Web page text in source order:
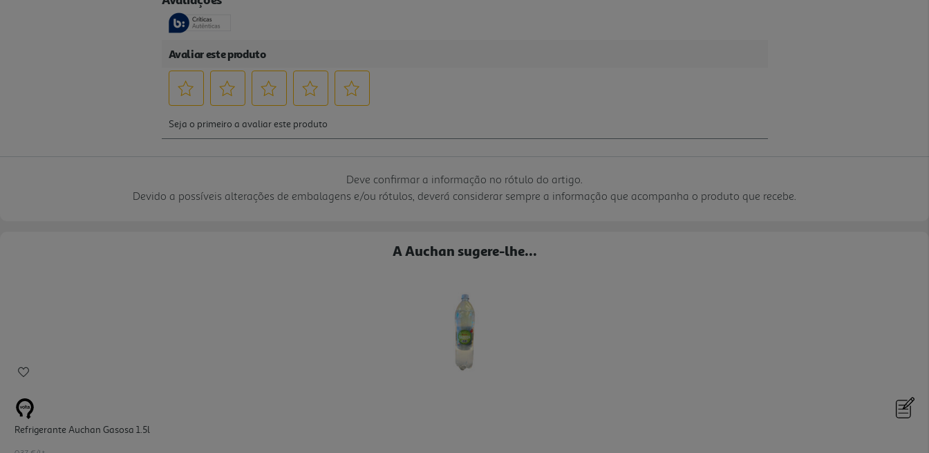
Deve confirmar a informação no rótulo do artigo.
Devido a possíveis alterações de embalagens e/ou rótulos, deverá considerar sempre a informação que acompanha o produto que recebe.
A Auchan sugere-lhe...
Refrigerante Auchan Gasosa 1.5l